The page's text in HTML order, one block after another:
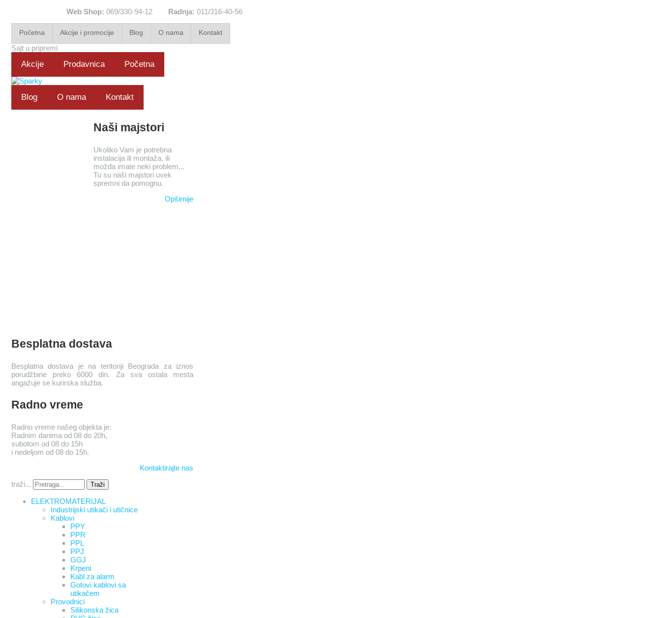
Web Shop: 069/330-94-12 Radnja: 011/316-40-56
Početna Akcije i promocije Blog O nama Kontakt
Sajt u pripremi
Akcije Prodavnica Početna
Blog O nama Kontakt
Naši majstori
Ukoliko Vam je potrebna
instalacija ili montaža, ili
možda imate neki problem...
Tu su naši majstori uvek
spremni da pomognu.
Opširnije
Besplatna dostava
Besplatna dostava je na teritoriji Beograda za iznos
porudžbine preko 6000 din. Za sva ostala mesta
angažuje se kurirska služba.
Radno vreme
Radno vreme našeg objekta je:
Radnim danima od 08 do 20h,
subotom od 08 do 15h
i nedeljom od 08 do 15h.
Kontaktirajte nas
traži...
Traži
ELEKTROMATERIJAL
Industrijski utikači i utičnice
Kablovi
PPY
PPR
PPL
PPJ
GGJ
Krpeni
Kabl za alarm
Gotovi kablovi sa
utikačem
Provodnici
Silikonska žica